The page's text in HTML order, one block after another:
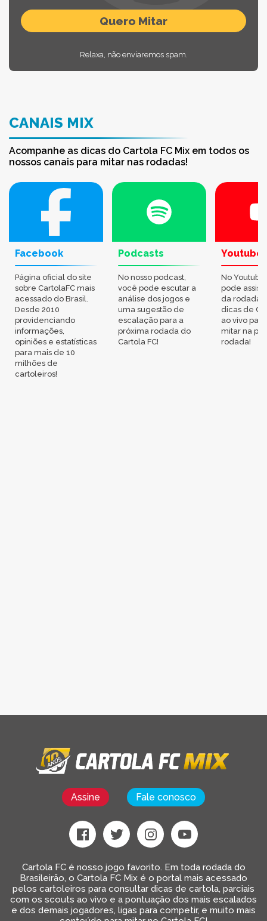
Relaxa, não enviaremos spam.
CANAIS MIX
Acompanhe as dicas do Cartola FC Mix em todos os
nossos canais para mitar nas rodadas!
Facebook
Página oficial do site
sobre CartolaFC mais
acessado do Brasil.
Desde 2010
providenciando
informações,
opiniões e estatísticas
para mais de 10
milhões de
cartoleiros!
Podcasts
No nosso podcast,
você pode escutar a
análise dos jogos e
uma sugestão de
escalação para a
próxima rodada do
Cartola FC!
Youtube
No
pode
da rodada,
dicas de
ao vivo
mitar na
rodada!
Assine Fale conosco
Cartola FC é nosso jogo favorito. Em toda rodada do
Brasileirão, o Cartola FC Mix é o portal mais acessado
pelos cartoleiros para consultar dicas de cartola, parciais
com os scouts ao vivo e a pontuação dos mais escalados
e dos demais jogadores, ligas para competir, e muito mais